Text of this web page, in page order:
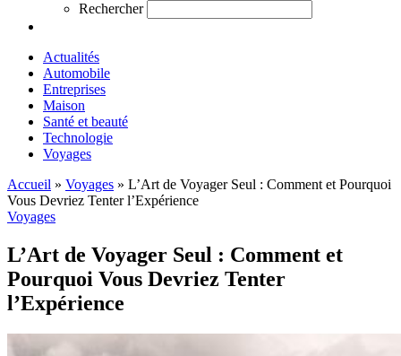
Rechercher
Actualités
Automobile
Entreprises
Maison
Santé et beauté
Technologie
Voyages
Accueil » Voyages » L’Art de Voyager Seul : Comment et Pourquoi
Vous Devriez Tenter l’Expérience
Voyages
L’Art de Voyager Seul : Comment et
Pourquoi Vous Devriez Tenter
l’Expérience